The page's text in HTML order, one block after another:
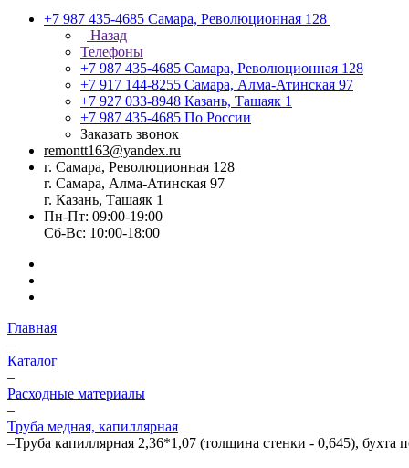
+7 987 435-4685 Самара, Революционная 128
Назад
Телефоны
+7 987 435-4685 Самара, Революционная 128
+7 917 144-8255 Самара, Алма-Атинская 97
+7 927 033-8948 Казань, Ташаяк 1
+7 987 435-4685 По России
Заказать звонок
remontt163@yandex.ru
г. Самара, Революционная 128
г. Самара, Алма-Атинская 97
г. Казань, Ташаяк 1
Пн-Пт: 09:00-19:00
Сб-Вс: 10:00-18:00
Главная
–
Каталог
–
Расходные материалы
–
Труба медная, капиллярная
–Труба капиллярная 2,36*1,07 (толщина стенки - 0,645), бухта